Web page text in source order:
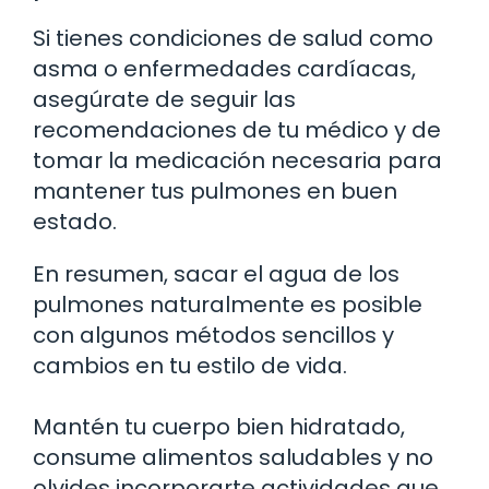
Si tienes condiciones de salud como
asma o enfermedades cardíacas,
asegúrate de seguir las
recomendaciones de tu médico y de
tomar la medicación necesaria para
mantener tus pulmones en buen
estado.
En resumen, sacar el agua de los
pulmones naturalmente es posible
con algunos métodos sencillos y
cambios en tu estilo de vida.
Mantén tu cuerpo bien hidratado,
consume alimentos saludables y no